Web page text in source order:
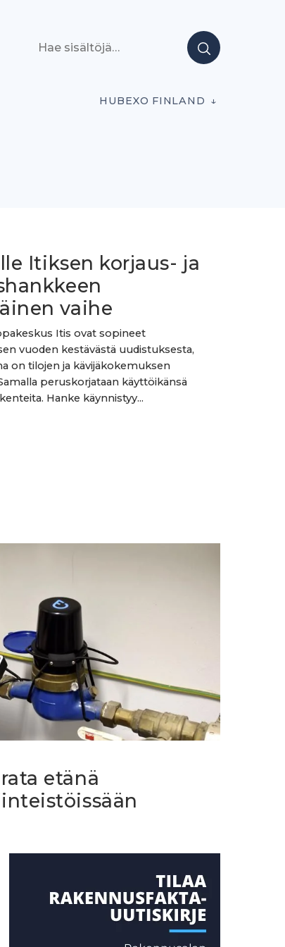
HUBEXO FINLAND
Itiksen korjaus- ja
vaihe
Itis ovat sopineet
vuoden kestävästä uudistuksesta,
on tilojen ja kävijäkokemuksen
peruskorjataan käyttöikänsä
Hanke käynnistyy...
etänä